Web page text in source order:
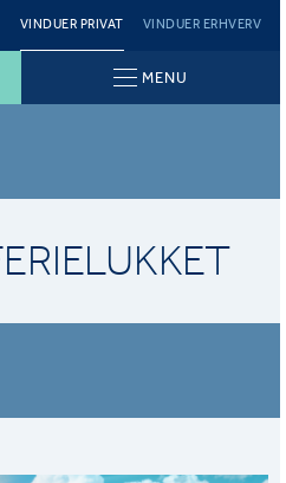
VINDUER PRIVAT VINDUER ERHVERV
MENU